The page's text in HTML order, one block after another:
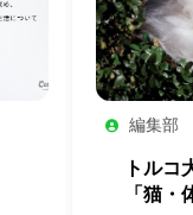
編集部
トルコ
「猫・